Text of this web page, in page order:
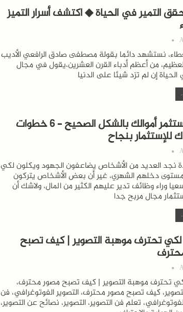
التمير في الحياة ◆ اكتشف أسرار التميز
نستشهد دائما بقولة مصطفى صادق الرافعي الأديب
من أعظم أدباء القرن العشرين،يقول في مجال
الحياة إن لم تزد شيئا على الدنيا
كيف تستثمر أموالك بالشكل الصحيح – 6 خطوات
للإستثمار بنجاح
نجد العديد من الأشخاص يضاعفون الجهود ويكلون لكي
دخلهم الشهري، غير أن بعض الأشخاص يتركون
وراء وظائف تدير عليهم الكثير من المال، ولاشك أن
مجال مربح جدا
لكي تحترف موهبة التصوير | كيف تصبح
لكي تحترف موهبة التصوير | كيف تصبح مصور محترف،
كيف تصبح مصور محترف، التصوير الفوتوغرافي، فن
تعلم فن التصوير، التصوير، نصائح عن التصوير،